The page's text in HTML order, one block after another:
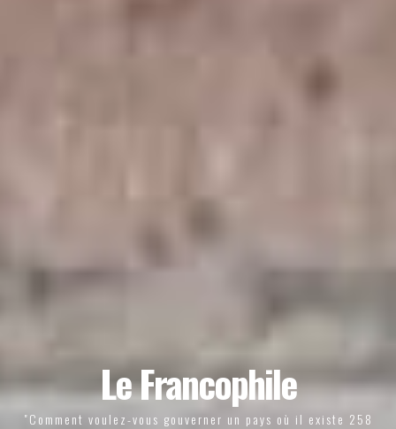
Le Francophile
"Comment voulez-vous gouverner un pays où il existe 258